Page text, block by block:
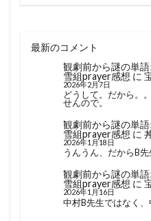
最新のコメント
観劇前から謎の単
雪組prayer感想 に
2026年2月7日
どうして。だから。
せんので。
観劇前から謎の単
雪組prayer感想 に
2026年1月18日
うんうん、だからB
観劇前から謎の単
雪組prayer感想 に
2026年1月16日
中村B先生ではなく、